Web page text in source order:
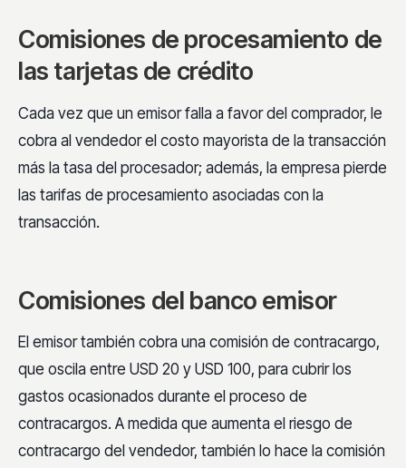
Comisiones de procesamiento de
las tarjetas de crédito
Cada vez que un emisor falla a favor del comprador, le
cobra al vendedor el costo mayorista de la transacción
más la tasa del procesador; además, la empresa pierde
las tarifas de procesamiento asociadas con la
transacción.
Comisiones del banco emisor
El emisor también cobra una comisión de contracargo,
que oscila entre USD 20 y USD 100, para cubrir los
gastos ocasionados durante el proceso de
contracargos. A medida que aumenta el riesgo de
contracargo del vendedor, también lo hace la comisión